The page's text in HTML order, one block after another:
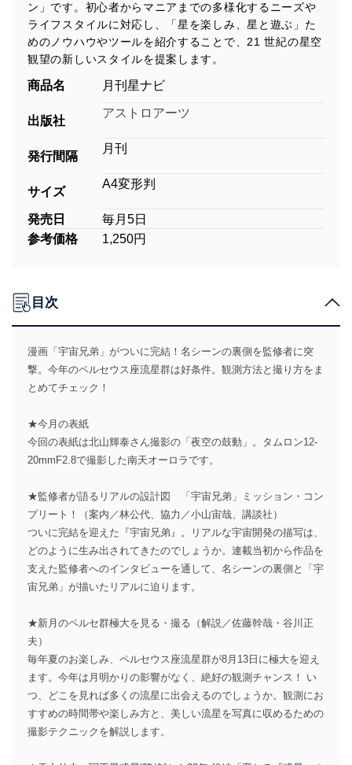
ン」です。初心者からマニアまでの多様化するニーズや
ライフスタイルに対応し、「星を楽しみ、星と遊ぶ」た
めのノウハウやツールを紹介することで、21 世紀の星空
観望の新しいスタイルを提案します。
商品名 月刊星ナビ
出版社
アストロアーツ
発行間隔
月刊
サイズ
A4変形判
発売日
毎月5日
参考価格
1,250円
目次
漫画「宇宙兄弟」がついに完結！名シーンの裏側を監修者に突
撃。今年のペルセウス座流星群は好条件。観測方法と撮り方をま
とめてチェック！
★今月の表紙
今回の表紙は北山輝泰さん撮影の「夜空の鼓動」。タムロン12-
20mmF2.8で撮影した南天オーロラです。
★監修者が語るリアルの設計図 「宇宙兄弟」ミッション・コン
プリート！（案内／林公代、協力／小山宙哉、講談社）
ついに完結を迎えた『宇宙兄弟』。リアルな宇宙開発の描写は、
どのように生み出されてきたのでしょうか。連載当初から作品を
支えた監修者へのインタビューを通して、名シーンの裏側と「宇
宙兄弟」が描いたリアルに迫ります。
★新月のペルセ群極大を見る・撮る（解説／佐藤幹哉・谷川正
夫）
毎年夏のお楽しみ、ペルセウス座流星群が8月13日に極大を迎え
ます。今年は月明かりの影響がなく、絶好の観測チャンス！ い
つ、どこを見れば多くの流星に出会えるのでしょうか。観測にお
すすめの時間帯や楽しみ方と、美しい流星を写真に収めるための
撮影テクニックを解説します。